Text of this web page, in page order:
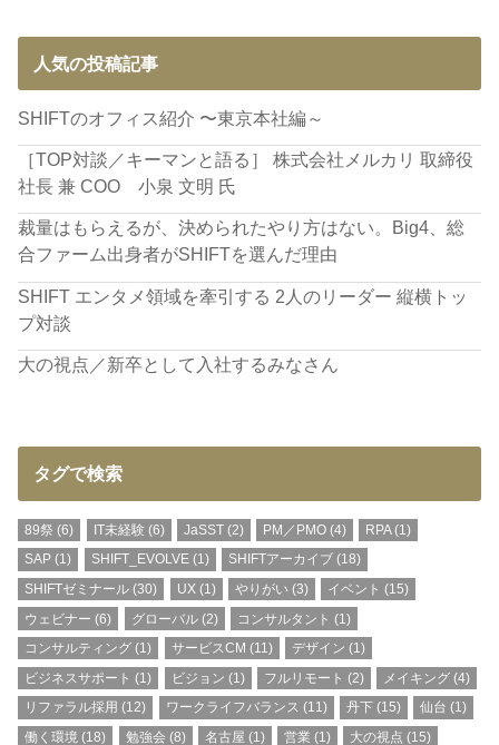
人気の投稿記事
SHIFTのオフィス紹介 〜東京本社編～
［TOP対談／キーマンと語る］ 株式会社メルカリ 取締役
社長 兼 COO 小泉 文明 氏
裁量はもらえるが、決められたやり方はない。Big4、総
合ファーム出身者がSHIFTを選んだ理由
SHIFT エンタメ領域を牽引する 2人のリーダー 縦横トッ
プ対談
大の視点／新卒として入社するみなさん
タグで検索
89祭 (6) IT未経験 (6) JaSST(2) PM／PMO (4) RPA(1)
SAP (1) SHIFT_EVOLVE(1) SHIFTアーカイブ(18)
SHIFTゼミナール (30) UX(1) やりがい(3) イベント (15)
ウェビナー (6) グローバル(2) コンサルタント (1)
コンサルティング (1) サービスCM (11) デザイン (1)
ビジネスサポート (1) ビジョン (1) フルリモート (2) メイキング (4)
リファラル採用 (12) ワークライフバランス (11) 丹下(15) 仙台 (1)
働く環境 (18) 勉強会 (8) 名古屋 (1) 営業 (1) 大の視点 (15)